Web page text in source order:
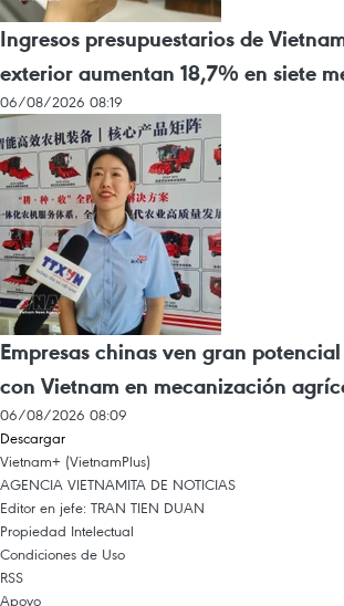
Ingresos presupuestarios de
exterior aumentan 18,7% en siete
06/08/2026 08:19
Empresas chinas ven gran
con Vietnam en mecanización
06/08/2026 08:09
Descargar
Vietnam+ (VietnamPlus)
AGENCIA VIETNAMITA DE NOTICIAS
Editor en jefe: TRAN TIEN DUAN
Propiedad Intelectual
Condiciones de Uso
RSS
Apoyo